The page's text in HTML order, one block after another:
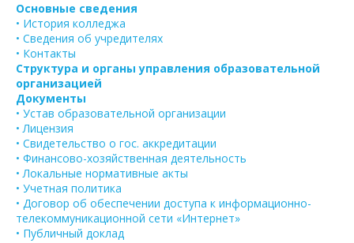
Основные сведения
• История колледжа
• Сведения об учредителях
• Контакты
Структура и органы управления образовательной
организацией
Документы
• Устав образовательной организации
• Лицензия
• Свидетельство о гос. аккредитации
• Финансово-хозяйственная деятельность
• Локальные нормативные акты
• Учетная политика
• Договор об обеспечении доступа к информационно-
телекоммуникационной сети «Интернет»
• Публичный доклад